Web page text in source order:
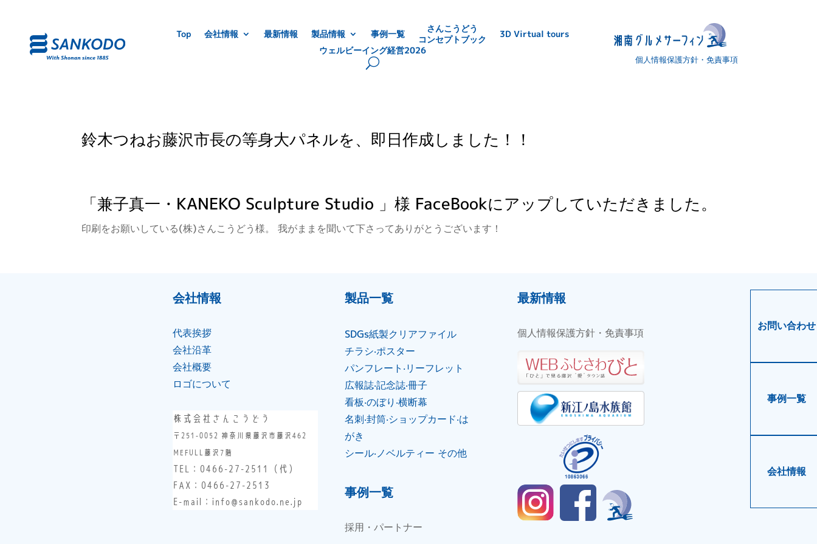
Top 会社情報 最新情報 製品情報 事例一覧
さんこうどう
コンセプトブック
3D Virtual tours
ウェルビーイング経営2026
個人情報保護方針・免責事項
鈴木つねお藤沢市長の等身大パネルを、即日作成しました！！
「兼子真一・KANEKO Sculpture Studio 」様 FaceBookにアップしていただきました。
印刷をお願いしている(株)さんこうどう様。 我がままを聞いて下さってありがとうございます！
会社情報
代表挨拶
会社沿⾰
会社概要
ロゴについて
株式会社さんこうどう
〒251-0052 神奈川県藤沢市藤沢462
MEFULL藤沢7階
TEL： 0466-27-2511
（代）
FAX：0466-27-2513
E-mail：info@sankodo.ne.jp
製品⼀覧
SDGs紙製クリアファイル
チラシ‧ポスター
パンフレート‧リーフレット
広報誌‧記念誌‧冊⼦
看板‧のぼり‧横断幕
名刺‧封筒‧ショップカード‧は
がき
シール‧ノベルティー その他
事例一覧
採用・パートナー
最新情報
個人情報保護方針・免責事項
お問い合わせ
事例一覧
会社情報